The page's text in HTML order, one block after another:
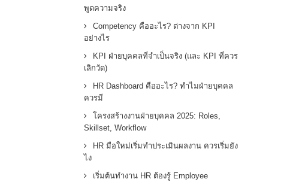
พูดความจริง
Competency คืออะไร? ต่างจาก KPI
อย่างไร
KPI ฝ่ายบุคคลที่จำเป็นจริง (และ KPI ที่ควร
เลิกวัด)
HR Dashboard คืออะไร? ทำไมฝ่ายบุคคล
ควรมี
โครงสร้างงานฝ่ายบุคคล 2025: Roles,
Skillset, Workflow
HR มือใหม่เริ่มทำประเมินผลงาน ควรเริ่มยัง
ไง
เริ่มต้นทำงาน HR ต้องรู้ Employee